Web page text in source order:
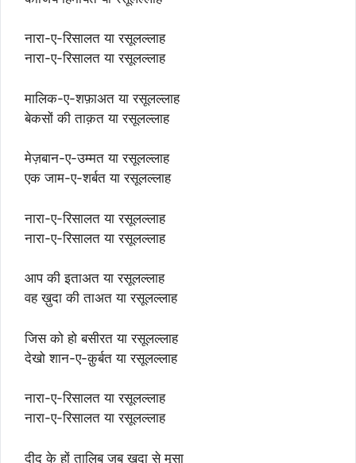
नारा-ए-रिसालत या रसूलल्लाह
नारा-ए-रिसालत या रसूलल्लाह
मालिक-ए-शफ़ाअत या रसूलल्लाह
बेकसों की ताक़त या रसूलल्लाह
मेज़बान-ए-उम्मत या रसूलल्लाह
एक जाम-ए-शर्बत या रसूलल्लाह
नारा-ए-रिसालत या रसूलल्लाह
नारा-ए-रिसालत या रसूलल्लाह
आप की इताअत या रसूलल्लाह
वह ख़ुदा की ताअत या रसूलल्लाह
जिस को हो बसीरत या रसूलल्लाह
देखो शान-ए-क़ुर्बत या रसूलल्लाह
नारा-ए-रिसालत या रसूलल्लाह
नारा-ए-रिसालत या रसूलल्लाह
दीद के हों तालिब जब ख़ुदा से मूसा